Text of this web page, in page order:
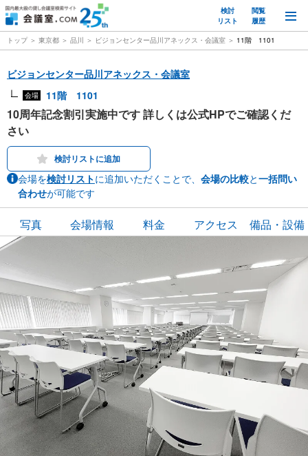
検討
リスト
閲覧
履歴
トップ 東京都 品川 ビジョンセンター品川アネックス・会議室 11階 1101
ビジョンセンター品川アネックス・会議室
会場 11階 1101
10周年記念割引実施中です 詳しくは公式HPでご確認くだ
さい
検討リストに追加
会場を検討リストに追加いただくことで、 会場の比較と一括問い
合わせが可能です
写真 会場情報 料金 アクセス 備品・設備